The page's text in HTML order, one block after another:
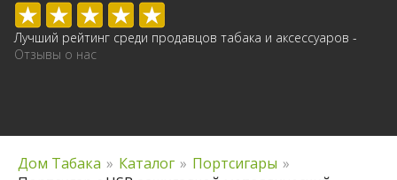
Лучший рейтинг среди продавцов табака и аксессуаров -
Отзывы о нас
Дом Табака » Каталог » Портсигары »